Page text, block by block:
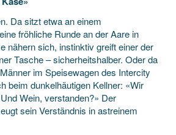
Da sitzt etwa an einem
fröhliche Runde an der Aare in
nähern sich, instinktiv greift einer der
Tasche – sicherheitshalber. Oder da
im Speisewagen des Intercity
beim dunkelhäutigen Kellner: «Wir
Wein, verstanden?» Der
sein Verständnis in astreinem